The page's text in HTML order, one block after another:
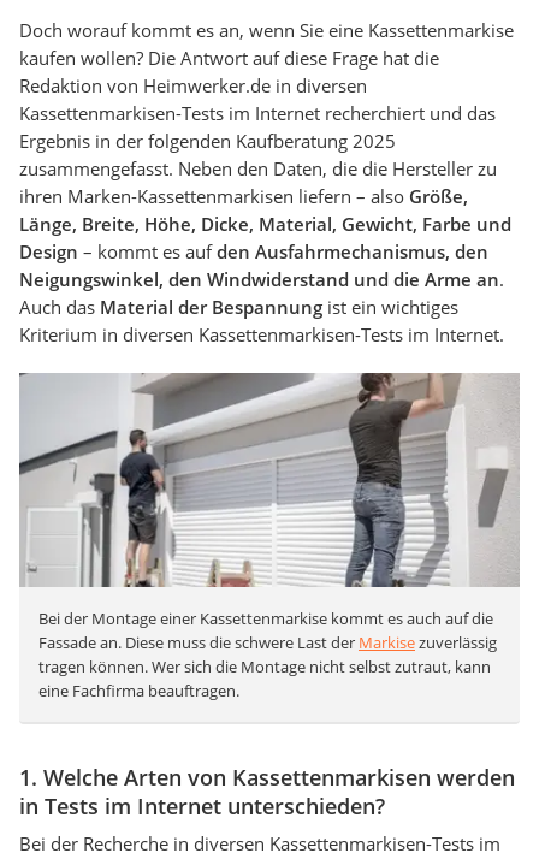
Doch worauf kommt es an, wenn Sie eine Kassettenmarkise
kaufen wollen? Die Antwort auf diese Frage hat die
Redaktion von Heimwerker.de in diversen
Kassettenmarkisen-Tests im Internet recherchiert und das
Ergebnis in der folgenden Kaufberatung 2025
zusammengefasst. Neben den Daten, die die Hersteller zu
ihren Marken-Kassettenmarkisen liefern – also Größe,
Länge, Breite, Höhe, Dicke, Material, Gewicht, Farbe und
Design – kommt es aufden Ausfahrmechanismus, den
Neigungswinkel, den Windwiderstand und die Arme an.
Auch das Material der Bespannung ist ein wichtiges
Kriterium in diversen Kassettenmarkisen-Tests im Internet.
Bei der Montage einer Kassettenmarkise kommt es auch auf die
Fassade an. Diese muss die schwere Last der Markisezuverlässig
tragen können. Wer sich die Montage nicht selbst zutraut, kann
eine Fachfirma beauftragen.
1. Welche Arten von Kassettenmarkisen werden
in Tests im Internet unterschieden?
Bei der Recherche in diversen Kassettenmarkisen-Tests im